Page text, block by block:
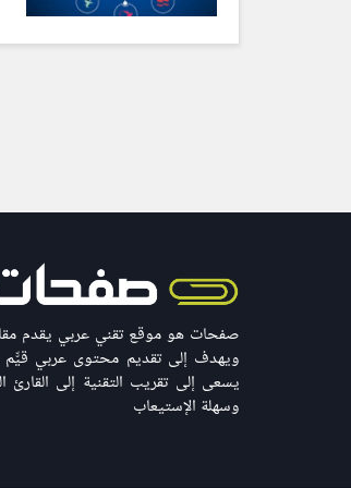
صفحات هو موقع تقني عربي يقدم
ويهدف إلى تقديم محتوى عربي قيّّم
يسعى إلى تقريب التقنية إلى
وسهلة الإستيعاب